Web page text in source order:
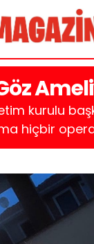
kurulu
hiçbir